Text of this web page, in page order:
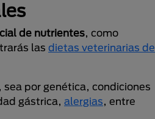
de nutrientes, como
las dietas veterinarias de
sea por genética, condiciones
gástrica, alergias, entre